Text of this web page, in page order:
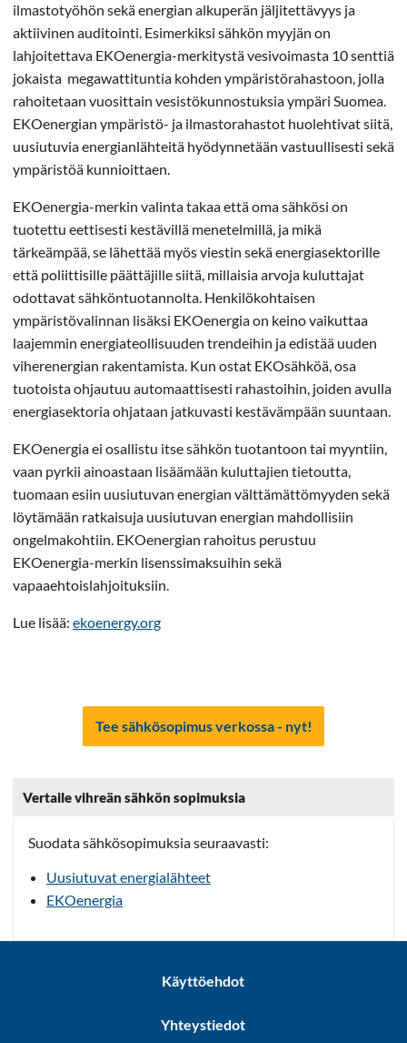
ilmastotyöhön sekä energian alkuperän jäljitettävyys ja
aktiivinen auditointi. Esimerkiksi sähkön myyjän on
lahjoitettava EKOenergia-merkitystä vesivoimasta 10 senttiä
jokaista megawattituntia kohden ympäristörahastoon, jolla
rahoitetaan vuosittain vesistökunnostuksia ympäri Suomea.
EKOenergian ympäristö- ja ilmastorahastot huolehtivat siitä,
uusiutuvia energianlähteitä hyödynnetään vastuullisesti sekä
ympäristöä kunnioittaen.
EKOenergia-merkin valinta takaa että oma sähkösi on
tuotettu eettisesti kestävillä menetelmillä, ja mikä
tärkeämpää, se lähettää myös viestin sekä energiasektorille
että poliittisille päättäjille siitä, millaisia arvoja kuluttajat
odottavat sähköntuotannolta. Henkilökohtaisen
ympäristövalinnan lisäksi EKOenergia on keino vaikuttaa
laajemmin energiateollisuuden trendeihin ja edistää uuden
viherenergian rakentamista. Kun ostat EKOsähköä, osa
tuotoista ohjautuu automaattisesti rahastoihin, joiden avulla
energiasektoria ohjataan jatkuvasti kestävämpään suuntaan.
EKOenergia ei osallistu itse sähkön tuotantoon tai myyntiin,
vaan pyrkii ainoastaan lisäämään kuluttajien tietoutta,
tuomaan esiin uusiutuvan energian välttämättömyyden sekä
löytämään ratkaisuja uusiutuvan energian mahdollisiin
ongelmakohtiin. EKOenergian rahoitus perustuu
EKOenergia-merkin lisenssimaksuihin sekä
vapaaehtoislahjoituksiin.
Lue lisää: ekoenergy.org
Tee sähkösopimus verkossa - nyt!
Vertaile vihreän sähkön sopimuksia
Suodata sähkösopimuksia seuraavasti:
Uusiutuvat energialähteet
EKOenergia
Käyttöehdot
Yhteystiedot